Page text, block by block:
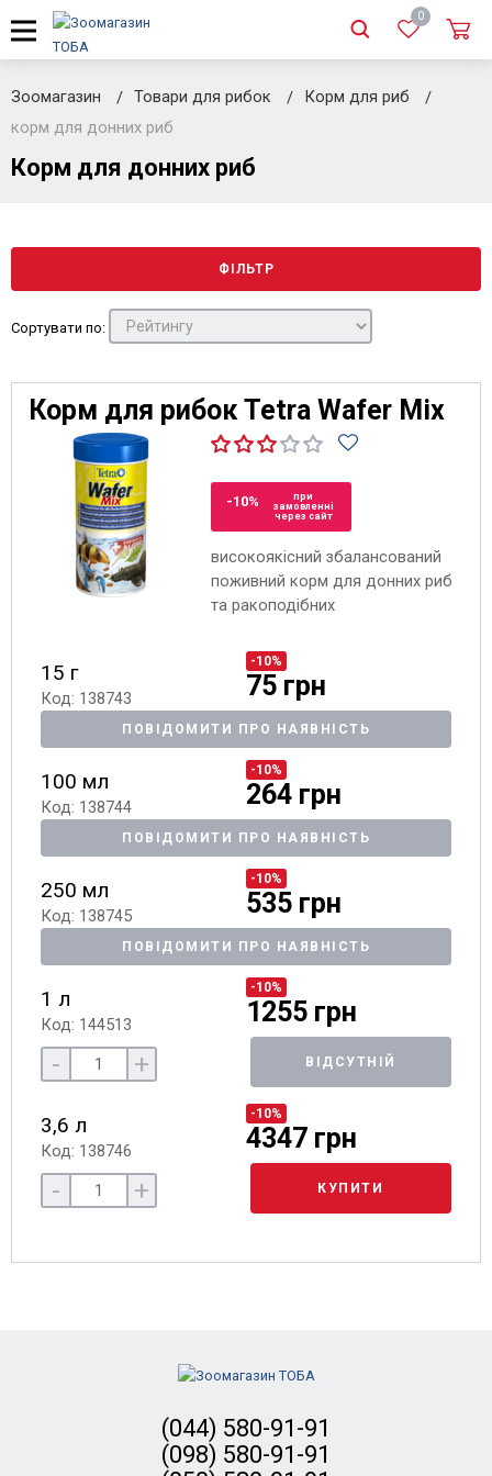
0
Зоомагазин Товари для рибок
Корм для риб
корм для донних риб
Корм для донних риб
ФІЛЬТР
Сортувати по:
Корм для рибок Tetra Wafer Mix
-10%
при
замовленні
через сайт
високоякісний збалансований
поживний корм для донних риб
та ракоподібних
15 г
Код: 138743
-10%
75 грн
ПОВІДОМИТИ ПРО НАЯВНІСТЬ
100 мл
Код: 138744
-10%
264 грн
ПОВІДОМИТИ ПРО НАЯВНІСТЬ
250 мл
Код: 138745
-10%
535 грн
ПОВІДОМИТИ ПРО НАЯВНІСТЬ
1 л
Код: 144513
-10%
1255 грн
- + ВІДСУТНІЙ
3,6 л
Код: 138746
-10%
4347 грн
- + КУПИТИ
(044) 580-91-91
(098) 580-91-91